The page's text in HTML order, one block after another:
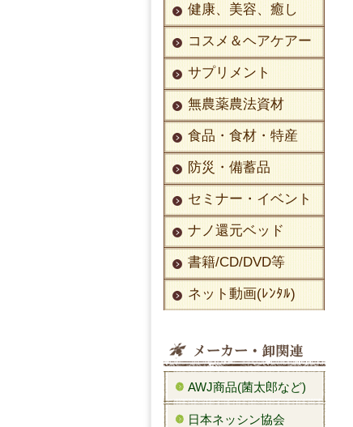
健康、美容、癒し
コスメ＆ヘアケアー
サプリメント
無農薬農法資材
食品・食材・特産
防災・備蓄品
セミナー・イベント
ナノ還元ベッド
書籍/CD/DVD等
ネット動画(ﾚﾝﾀﾙ)
AWJ商品(菌太郎など)
日本ネッシン協会